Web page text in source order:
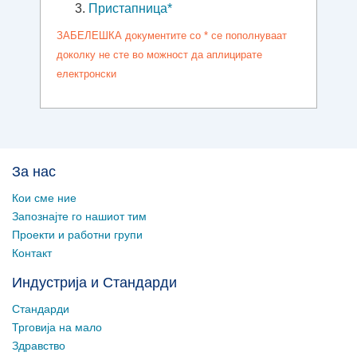
Пристапница*
ЗАБЕЛЕШКА документите со * се пополнуваат
доколку не сте во можност да аплицирате
електронски
За нас
Кои сме ние
Запознајте го нашиот тим
Проекти и работни групи
Контакт
Индустрија и Стандарди
Стандарди
Трговија на мало
Здравство